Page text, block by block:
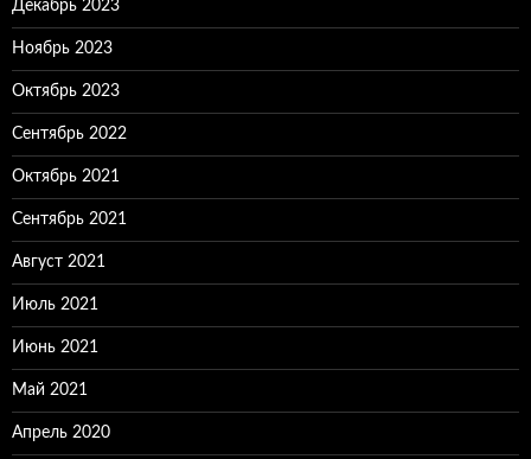
Декабрь 2023
Ноябрь 2023
Октябрь 2023
Сентябрь 2022
Октябрь 2021
Сентябрь 2021
Август 2021
Июль 2021
Июнь 2021
Май 2021
Апрель 2020